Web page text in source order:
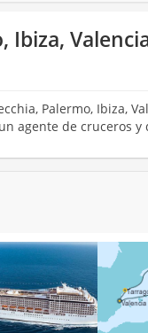
Palermo, Ibiza,
agente de cruceros